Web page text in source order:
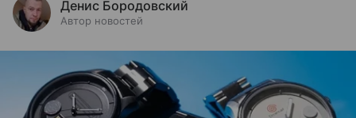
Денис Бородовский
Автор новостей